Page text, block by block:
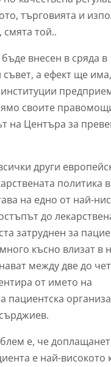
търговията и
смята той..
внесен в сряда в
а ефект ще
своите
на Центъра за
други
политика в
на едно от най-
до
затруднен за
късно влизат в
между две до
от името на
пациентска
е, че
е най-високото